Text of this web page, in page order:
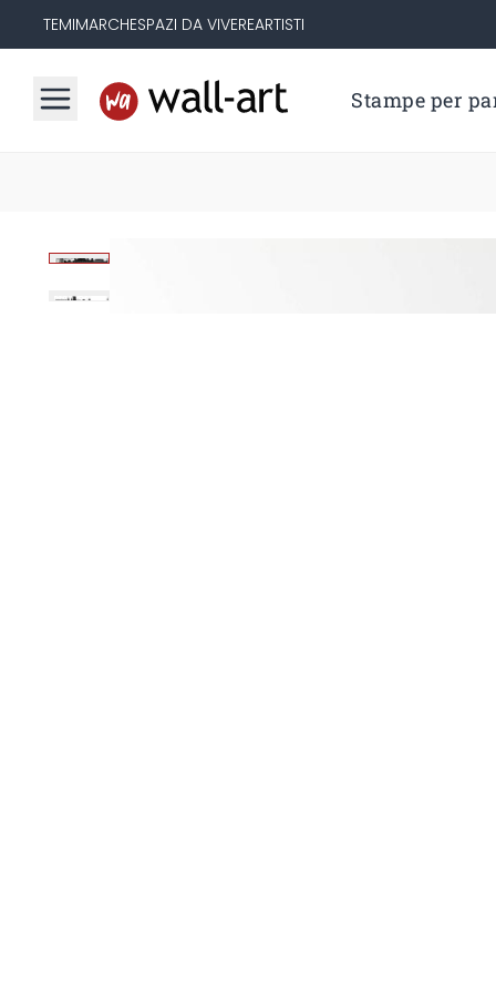
TEMIMARCHESPAZI DA VIVEREARTISTI
Stampe per